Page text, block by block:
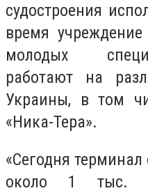
судостроения
время
молодых
работают на
Украины, в том
«Ника-Тера».
«Сегодня терминал
около 1 тыс.